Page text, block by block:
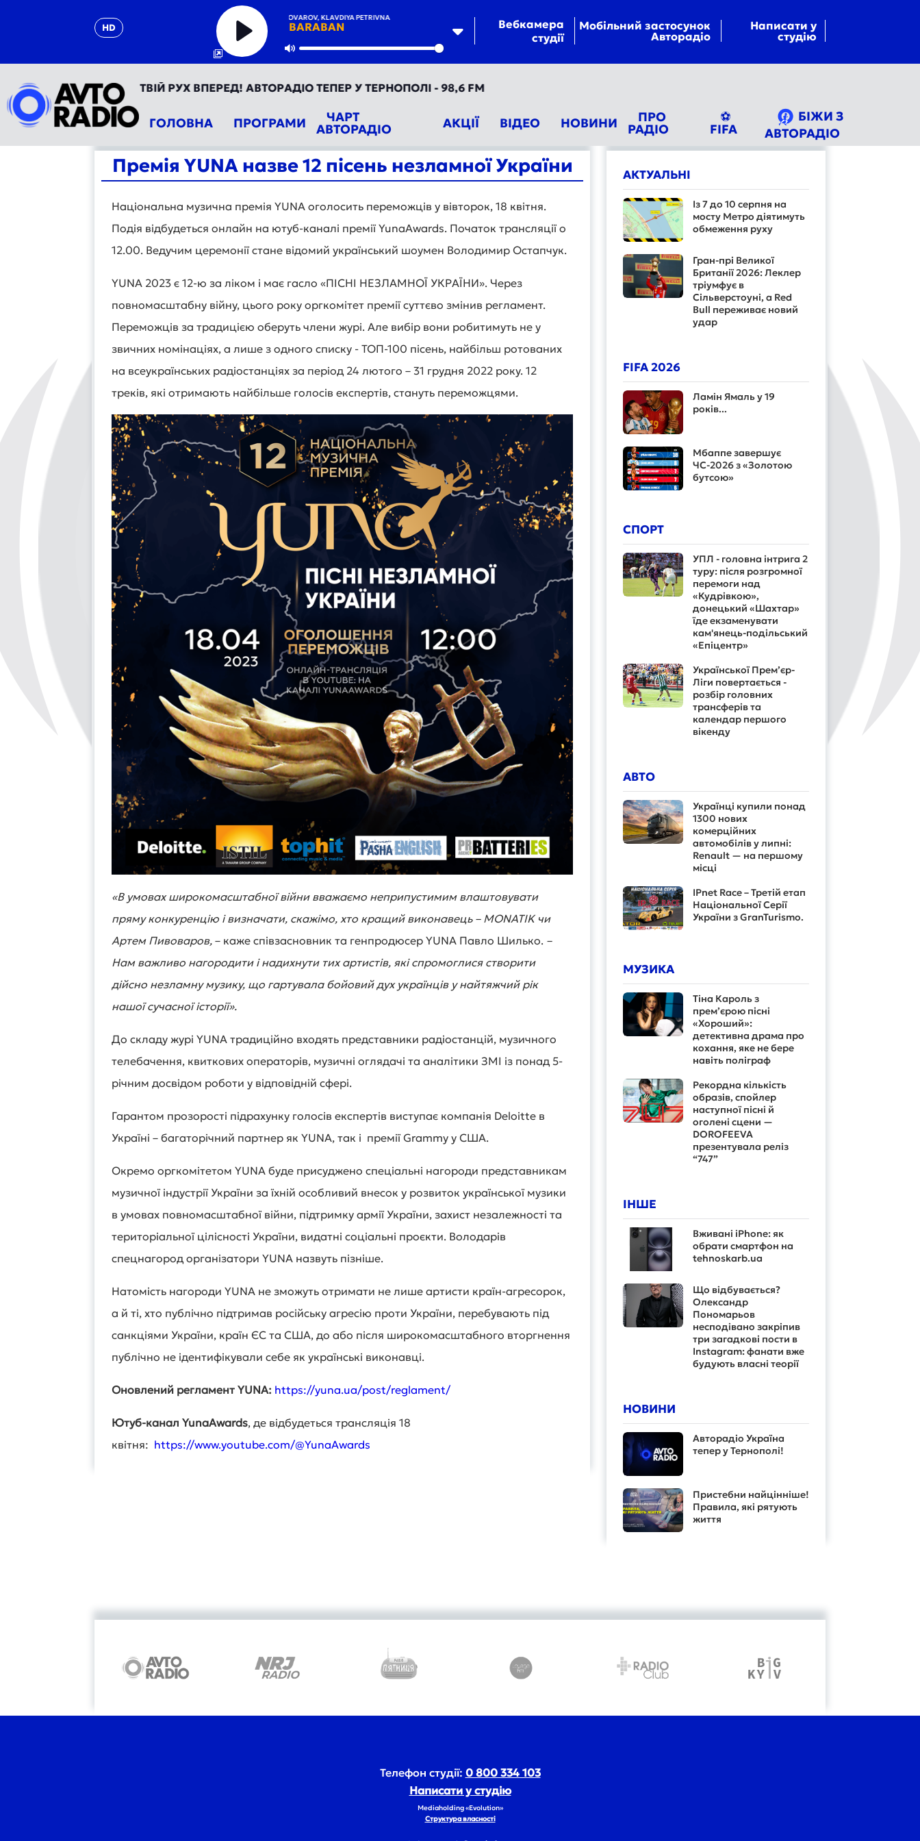
HD
ARTEM PYVOVAROV, KLAVDIYA PETRIVNA
BARABAN
Play
Mute
Вебкамера
студії
Мобільний застосунок
Авторадіо
Написати у
студію
УКРАЇНА - ТВІЙ РУХ ВПЕРЕД! АВТОРАДІО ТЕПЕР У ТЕРНОПОЛІ - 98,6 FM
ГОЛОВНА ПРОГРАМИ ЧАРТ
АВТОРАДІО АКЦІЇ ВІДЕО НОВИНИ ПРО
РАДІО
⚽
FIFA
БІЖИ З
АВТОРАДІО
Премія YUNA назве 12 пісень незламної України
Національна музична премія YUNA оголосить переможців у вівторок, 18 квітня.
Подія відбудеться онлайн на ютуб-каналі премії YunaAwards. Початок трансляції о
12.00. Ведучим церемонії стане відомий український шоумен Володимир Остапчук.
YUNA 2023 є 12-ю за ліком і має гасло «ПІСНІ НЕЗЛАМНОЇ УКРАЇНИ». Через
повномасштабну війну, цього року оргкомітет премії суттєво змінив регламент.
Переможців за традицією оберуть члени журі. Але вибір вони робитимуть не у
звичних номінаціях, а лише з одного списку - ТОП-100 пісень, найбільш ротованих
на всеукраїнських радіостанціях за період 24 лютого – 31 грудня 2022 року. 12
треків, які отримають найбільше голосів експертів, стануть переможцями.
«В умовах широкомасштабної війни вважаємо неприпустимим влаштовувати
пряму конкуренцію і визначати, скажімо, хто кращий виконавець – MONATIK чи
Артем Пивоваров, – каже співзасновник та генпродюсер YUNA Павло Шилько. –
Нам важливо нагородити і надихнути тих артистів, які спромоглися створити
дійсно незламну музику, що гартувала бойовий дух українців у найтяжчий рік
нашої сучасної історії».
До складу журі YUNA традиційно входять представники радіостанцій, музичного
телебачення, квиткових операторів, музичні оглядачі та аналітики ЗМІ із понад 5-
річним досвідом роботи у відповідній сфері.
Гарантом прозорості підрахунку голосів експертів виступає компанія Deloitte в
Україні – багаторічний партнер як YUNA, так і премії Grammy у США.
Окремо оргкомітетом YUNA буде присуджено спеціальні нагороди представникам
музичної індустрії України за їхній особливий внесок у розвиток української музики
в умовах повномасштабної війни, підтримку армії України, захист незалежності та
територіальної цілісності України, видатні соціальні проєкти. Володарів
спецнагород організатори YUNA назвуть пізніше.
Натомість нагороди YUNA не зможуть отримати не лише артисти країн-агресорок,
а й ті, хто публічно підтримав російську агресію проти України, перебувають під
санкціями України, країн ЄС та США, до або після широкомасштабного вторгнення
публічно не ідентифікували себе як українські виконавці.
Оновлений регламент YUNA: https://yuna.ua/post/reglament/
Ютуб-канал YunaAwards, де відбудеться трансляція 18
квітня: https://www.youtube.com/@YunaAwards
АКТУАЛЬНІ
Із 7 до 10 серпня на
мосту Метро діятимуть
обмеження руху
Гран-прі Великої
Британії 2026: Леклер
тріумфує в
Сільверстоуні, а Red
Bull переживає новий
удар
FIFA 2026
Ламін Ямаль у 19
років...
Мбаппе завершує
ЧС-2026 з «Золотою
бутсою»
СПОРТ
УПЛ - головна інтрига 2
туру: після розгромної
перемоги над
«Кудрівкою»,
донецький «Шахтар»
їде екзаменувати
кам'янець-подільський
«Епіцентр»
Української Прем’єр-
Ліги повертається -
розбір головних
трансферів та
календар першого
вікенду
АВТО
Українці купили понад
1300 нових
комерційних
автомобілів у липні:
Renault — на першому
місці
IPnet Race – Третій етап
Національної Серії
України з GranTurismo.
МУЗИКА
Тіна Кароль з
прем’єрою пісні
«Хороший»:
детективна драма про
кохання, яке не бере
навіть поліграф
Рекордна кількість
образів, спойлер
наступної пісні й
оголені сцени —
DOROFEEVA
презентувала реліз
“747”
ІНШЕ
Вживані iPhone: як
обрати смартфон на
tehnoskarb.ua
Що відбувається?
Олександр
Пономарьов
несподівано закріпив
три загадкові пости в
Instagram: фанати вже
будують власні теорії
НОВИНИ
Авторадіо Україна
тепер у Тернополі!
Пристебни найцінніше!
Правила, які рятують
життя
Телефон студії: 0 800 334 103
Написати у студію
Mediaholding «Evolution»
Структура власності